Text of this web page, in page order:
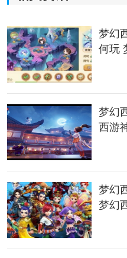
大量的银币和140书铁，有
比如你是70级，那么有可
几率得到150书铁和160铁
每完成一小环任务都可以
励为一轮，依次递增，下
是上一轮第二个任务的经
额外的物品奖励。
任务链由300环组成。分别
饪、装备、兽决、金柳露
以上就是关于梦幻西游跑
级越高的玩家可以获得更
和160铁、战魂这些奖励
梦幻
何玩
梦幻
西游
梦幻
梦幻